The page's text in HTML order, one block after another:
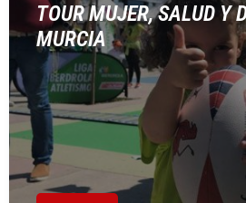
TOUR MUJER, SALUD Y
MURCIA